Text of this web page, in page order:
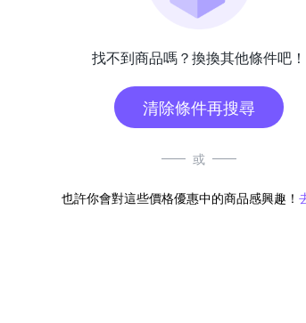
找不到商品嗎？換換其他條件吧！
清除條件再搜尋
或
也許你會對這些價格優惠中的商品感興趣！